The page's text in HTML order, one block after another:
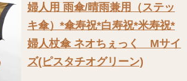
婦人用 雨傘/晴雨兼用（ステッ
キ傘） *傘寿祝*白寿祝*米寿祝*
婦人杖傘 ネオちぇっく Mサイ
ズ(ピスタチオグリーン)